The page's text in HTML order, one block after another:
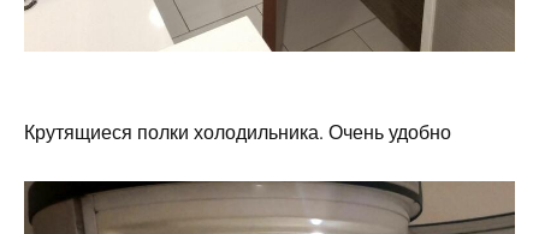
Крутящиеся полки холодильника. Очень удобно